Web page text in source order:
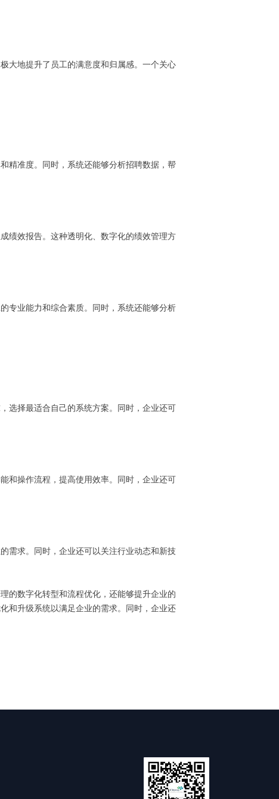
大地提升了员工的满意度和归属感。一个关心
精准度。同时，系统还能够分析招聘数据，帮
绩效报告。这种透明化、数字化的绩效管理方
专业能力和综合素质。同时，系统还能够分析
选择最适合自己的系统方案。同时，企业还可
和操作流程，提高使用效率。同时，企业还可
需求。同时，企业还可以关注行业动态和新技
的数字化转型和流程优化，还能够提升企业的
和升级系统以满足企业的需求。同时，企业还